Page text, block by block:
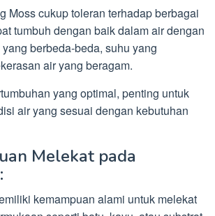
Moss cukup toleran terhadap berbagai
tumbuh dengan baik dalam air dengan
berbeda-beda, suhu yang
air yang beragam.
yang optimal, penting untuk
air yang sesuai dengan kebutuhan
Melekat pada
kemampuan alami untuk melekat